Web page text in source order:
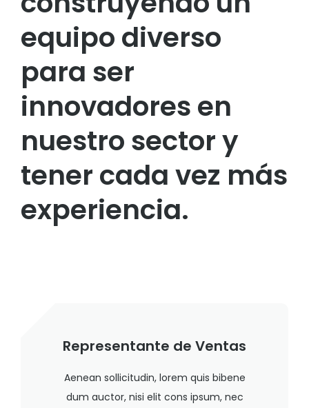
equipo diverso
para ser
innovadores en
nuestro sector y
tener cada vez más
experiencia.
Representante de Ventas
Aenean sollicitudin, lorem quis bibene
dum auctor, nisi elit cons ipsum, nec